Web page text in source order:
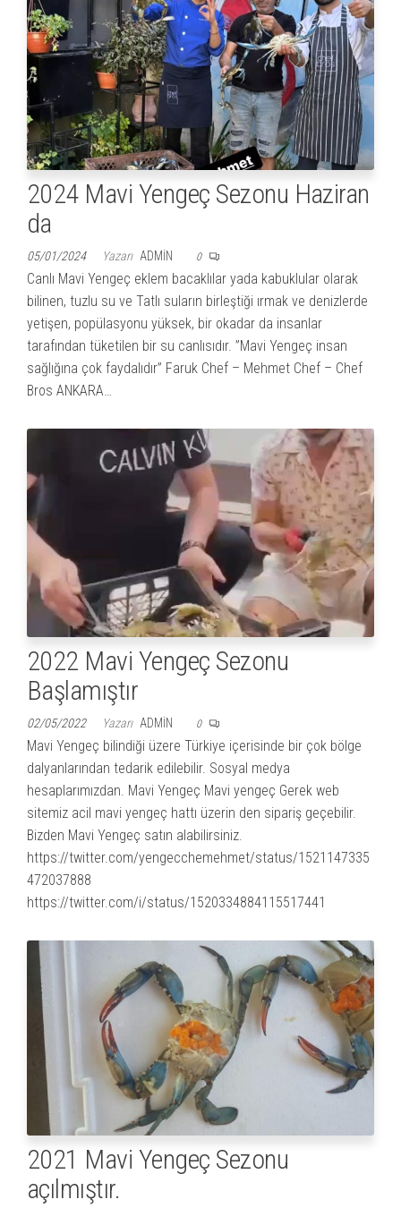
2024 Mavi Yengeç Sezonu Haziran
da
05/01/2024 Yazarı ADMIN 0
Canlı Mavi Yengeç eklem bacaklılar yada kabuklular olarak
bilinen, tuzlu su ve Tatlı suların birleştiği ırmak ve denizlerde
yetişen, popülasyonu yüksek, bir okadar da insanlar
tarafından tüketilen bir su canlısıdır. ”Mavi Yengeç insan
sağlığına çok faydalıdır” Faruk Chef – Mehmet Chef – Chef
Bros ANKARA…
2022 Mavi Yengeç Sezonu
Başlamıştır
02/05/2022 Yazarı ADMIN 0
Mavi Yengeç bilindiği üzere Türkiye içerisinde bir çok bölge
dalyanlarından tedarik edilebilir. Sosyal medya
hesaplarımızdan. Mavi Yengeç Mavi yengeç Gerek web
sitemiz acil mavi yengeç hattı üzerin den sipariş geçebilir.
Bizden Mavi Yengeç satın alabilirsiniz.
https://twitter.com/yengecchemehmet/status/1521147335
472037888
https://twitter.com/i/status/1520334884115517441
2021 Mavi Yengeç Sezonu
açılmıştır.